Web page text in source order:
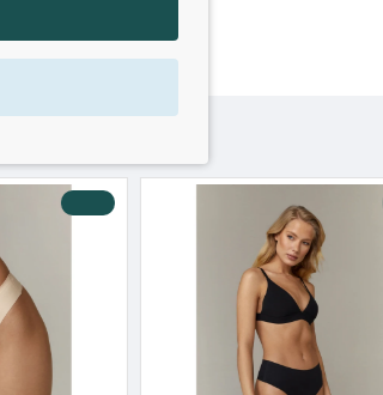
-30 %